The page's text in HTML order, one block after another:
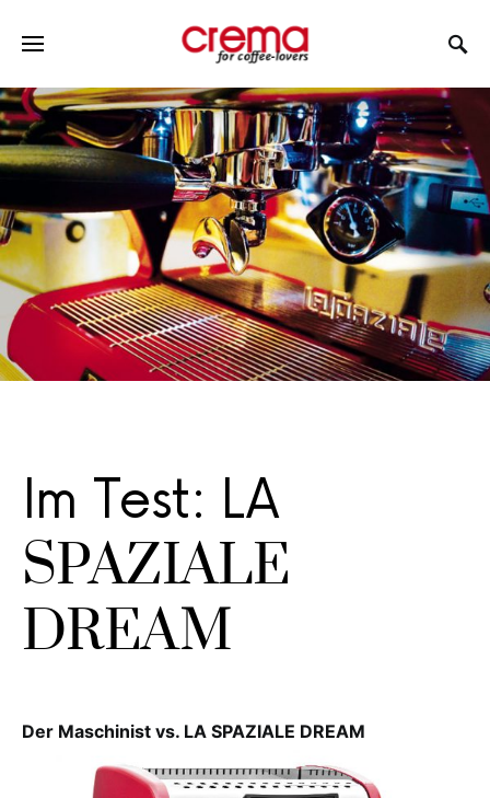
Im Test: LA
SPAZIALE
DREAM
Der Maschinist vs. LA SPAZIALE DREAM